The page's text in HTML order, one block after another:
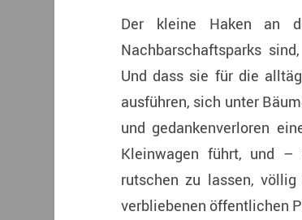
Der kleine Haken an
Nachbarschaftsparks
Und dass sie für die
ausführen, sich unter
und gedankenverloren
Kleinwagen führt, und
rutschen zu lassen,
verbliebenen öffentlichen